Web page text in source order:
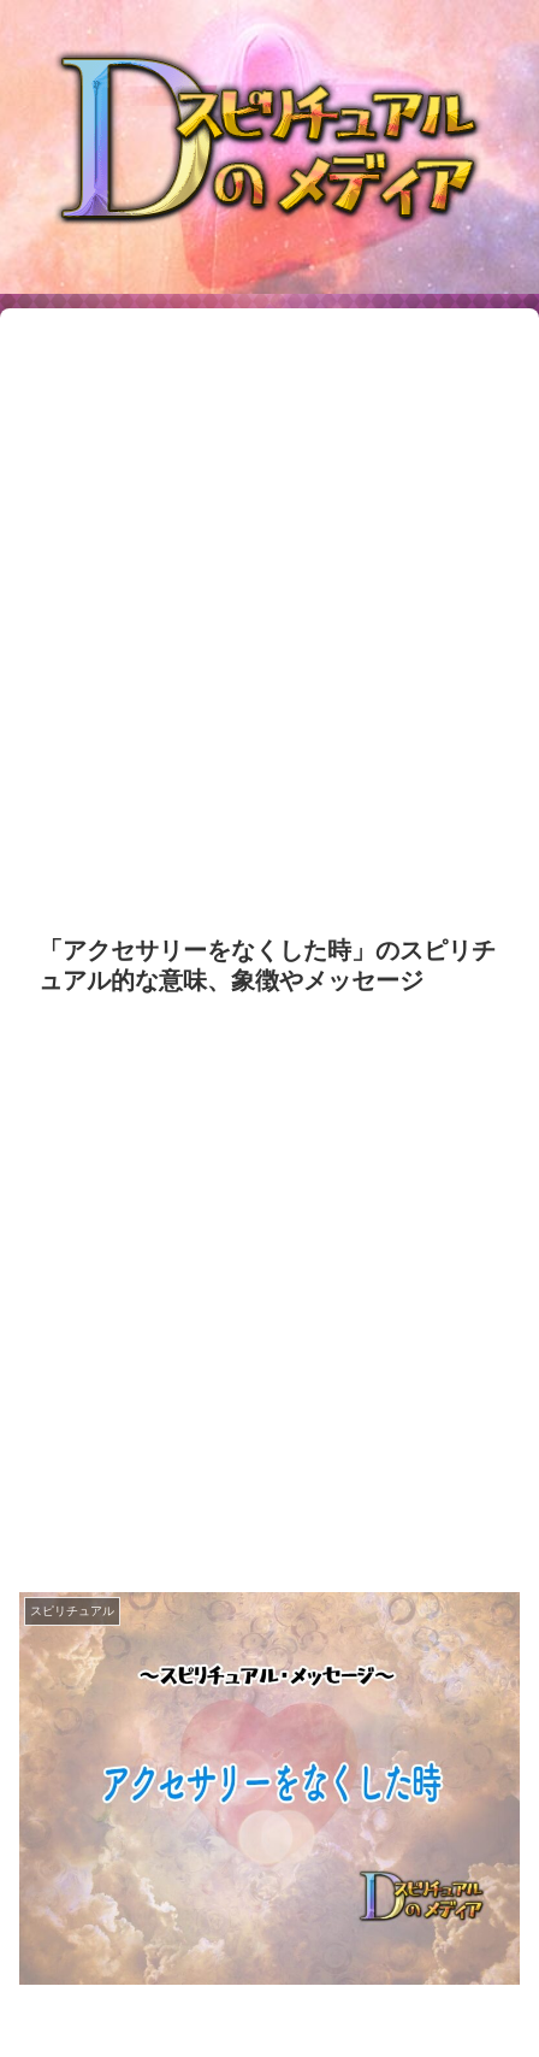
「アクセサリーをなくした時」のスピリチ
ュアル的な意味、象徴やメッセージ
スピリチュアル